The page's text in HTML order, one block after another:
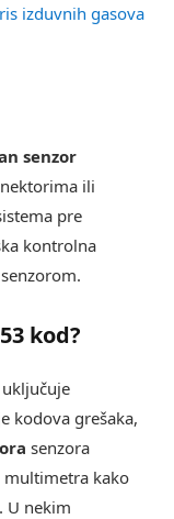
izduvnih gasova
senzor
ili
pre
kontrolna
kod?
kodova grešaka,
senzora
multimetra kako
U nekim